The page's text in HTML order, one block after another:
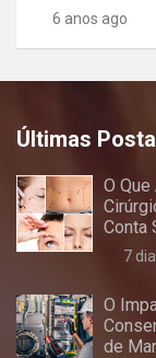
6 anos ago
Últimas
O
Conta
7
O
de